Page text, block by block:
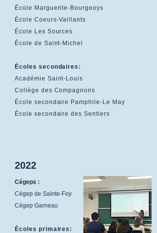
École Marguerite-Bourgeoys
École Coeurs-Vaillants
École Les Sources
École de Saint-Michel
Écoles secondaires:
Académie Saint-Louis
Collège des Compagnons
École secondaire Pamphile-Le May
École secondaire des Sentiers
2022
Cégeps :
Cégep de Sainte-Foy
Cégep Garneau
Écoles primaires: